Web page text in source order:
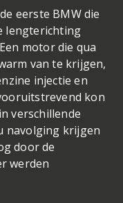
eerste BMW die
lengterichting
motor die qua
van te krijgen,
injectie en
kon
verschillende
navolging krijgen
door de
werden